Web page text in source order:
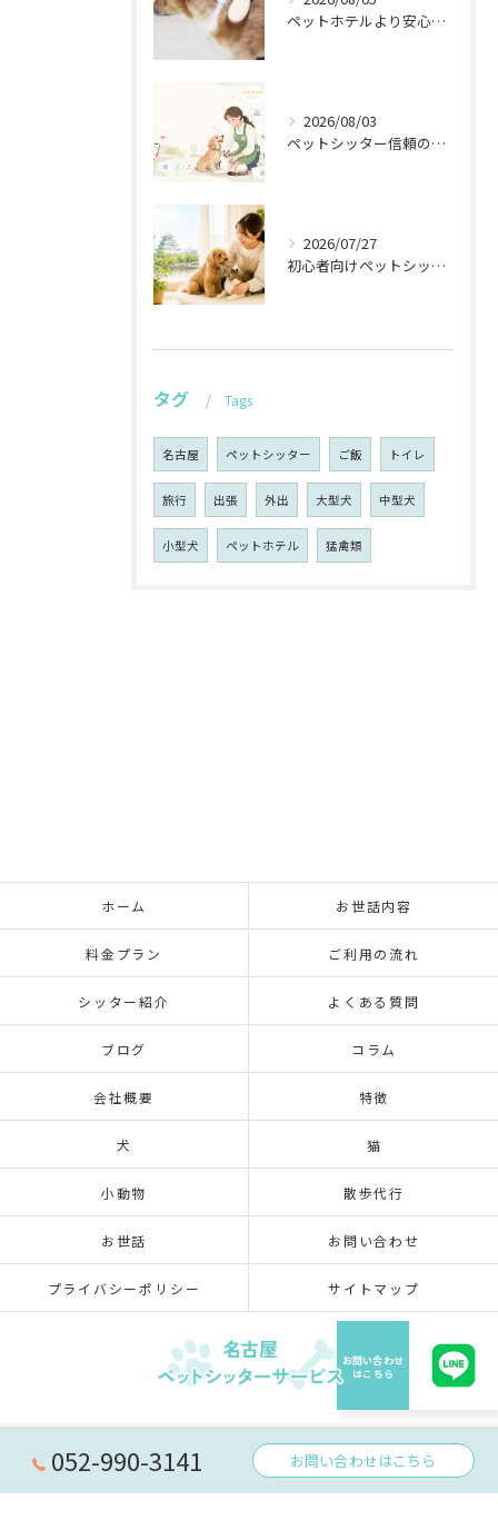
ペットホテルより安心の訪問シッター名古屋
2026/08/03
ペットシッター信頼のブランド構築法
2026/07/27
初心者向けペットシッターの安心ポイント
タグ Tags
名古屋 ペットシッター ご飯 トイレ
旅行 出張 外出 大型犬 中型犬
小型犬 ペットホテル 猛禽類
052-990-3141 お問い合わせはこちら
ホーム お世話内容
料金プラン ご利用の流れ
シッター紹介 よくある質問
ブログ コラム
会社概要 特徴
犬 猫
小動物 散歩代行
お世話 お問い合わせ
プライバシーポリシー サイトマップ
© 2026 愛知県名古屋のペットシッターなら名古屋ペットシッターサービス ALL RIGHTS
RESERVED.